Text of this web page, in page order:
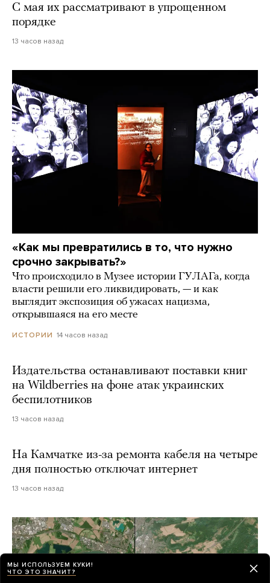
С мая их рассматривают в упрощенном
порядке
13 часов назад
«Как мы превратились в то, что нужно
срочно закрывать?»
Что происходило в Музее истории ГУЛАГа, когда
власти решили его ликвидировать, — и как
выглядит экспозиция об ужасах нацизма,
открывшаяся на его месте
ИСТОРИИ 14 часов назад
Издательства останавливают поставки книг
на Wildberries на фоне атак украинских
беспилотников
13 часов назад
На Камчатке из-за ремонта кабеля на четыре
дня полностью отключат интернет
13 часов назад
МЫ ИСПОЛЬЗУЕМ КУКИ!
ЧТО ЭТО ЗНАЧИТ?